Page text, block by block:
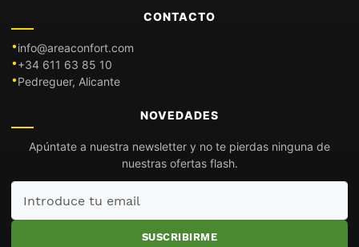
CONTACTO
info@areaconfort.com
+34 611 63 85 10
Pedreguer, Alicante
NOVEDADES
Apúntate a nuestra newsletter y no te pierdas ninguna de
nuestras ofertas flash.
Introduce
email
SUSCRIBIRME